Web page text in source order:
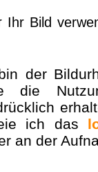
Ihr Bild
der
die
ich das
an der